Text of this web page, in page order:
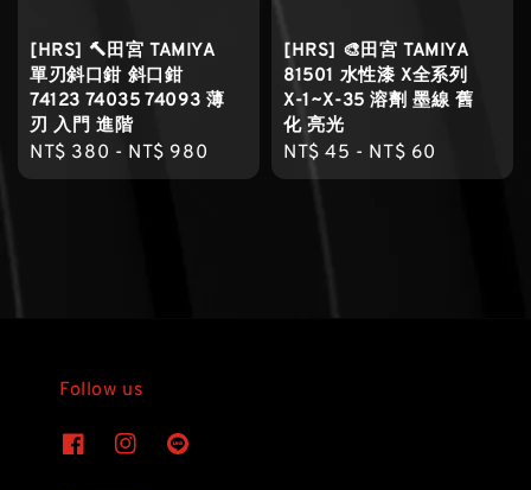
[HRS] 🔨田宮 TAMIYA
單刃斜口鉗 斜口鉗
74123 74035 74093 薄
刃 入門 進階
Regular
price
NT$ 380 - NT$ 980
[HRS] 🎨田宮 TAMIYA
81501 水性漆 X全系列
X-1~X-35 溶劑 墨線 舊
化 亮光
Regular
price
NT$ 45 - NT$ 60
Follow us